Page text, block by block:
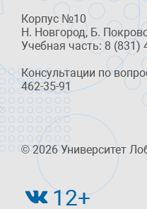
Корпус №10
Н. Новгород, Б.
Учебная часть: 8 (831)
Консультации по
462-35-91
© 2026 Университет
12+